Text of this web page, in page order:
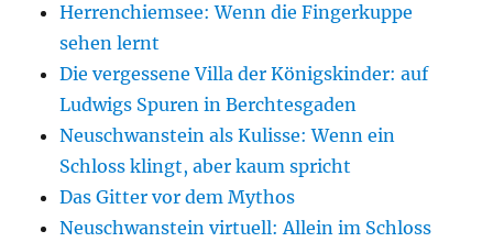
Herrenchiemsee: Wenn die Fingerkuppe
sehen lernt
Die vergessene Villa der Königskinder: auf
Ludwigs Spuren in Berchtesgaden
Neuschwanstein als Kulisse: Wenn ein
Schloss klingt, aber kaum spricht
Das Gitter vor dem Mythos
Neuschwanstein virtuell: Allein im Schloss